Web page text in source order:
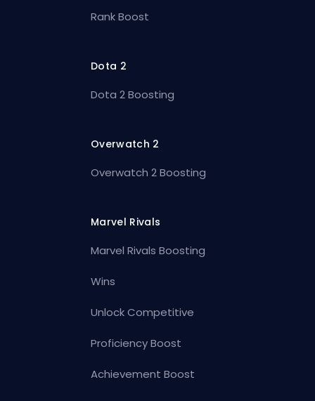
Rank Boost
Dota 2
Dota 2 Boosting
Overwatch 2
Overwatch 2 Boosting
Marvel Rivals
Marvel Rivals Boosting
Wins
Unlock Competitive
Proficiency Boost
Achievement Boost